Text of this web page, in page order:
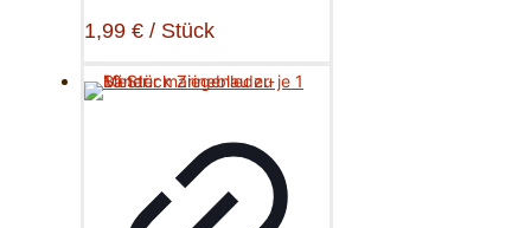
1,99 € / Stück